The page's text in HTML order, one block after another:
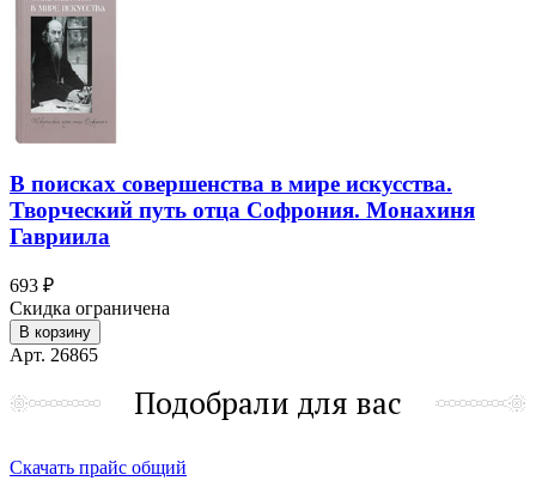
В поисках совершенства в мире искусства.
Творческий путь отца Софрония. Монахиня
Гавриила
693 ₽
Скидка ограничена
В корзину
Арт. 26865
Подобрали для вас
Скачать прайс общий